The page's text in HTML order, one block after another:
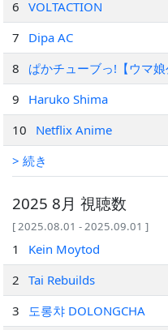
6
VOLTACTION
7
Dipa AC
8
ぱかチューブっ!【ウマ娘
9
Haruko Shima
10
Netflix Anime
> 続き
2025 8月 視聴数
[ 2025.08.01 - 2025.09.01 ]
1 Kein Moytod
2
Tai Rebuilds
3
도롱챠 DOLONGCHA